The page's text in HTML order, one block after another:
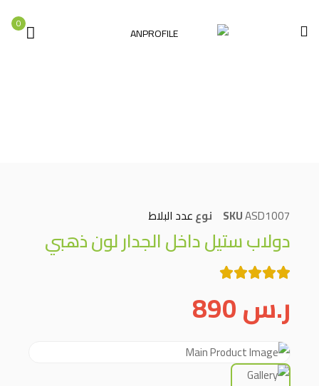
0
SKUASD1007 نوععدد البلاط
دولاب ستيل داخل الجدار لون ذهبي
ر.س890